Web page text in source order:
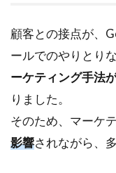
きる
マー
ー
2.2
②自
立し
顧客との接点が、
ールでのやりとり
ーケティング手法
りました。
そのため、マーケ
影響されながら、